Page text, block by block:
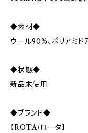
◆素材◆
ウール90%、ポリアミド
◆状態◆
新品未使用
◆ブランド◆
【ROTA/ロータ】